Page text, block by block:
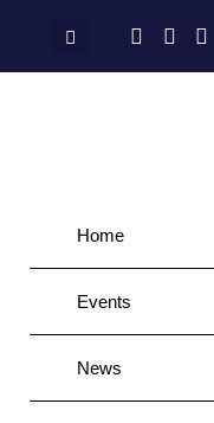
Home
Events
News